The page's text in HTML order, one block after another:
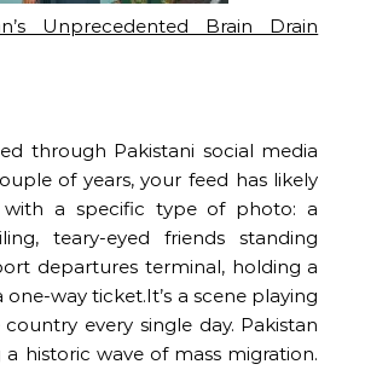
Unprecedented Brain Drain
through Pakistani social media
of years, your feed has likely
with a specific type of photo: a
teary-eyed friends standing
departures terminal, holding a
way ticket.It’s a scene playing
every single day. Pakistan
a historic wave of mass migration.